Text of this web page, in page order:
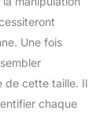
225
Une fois
de cette taille. Il
chaque